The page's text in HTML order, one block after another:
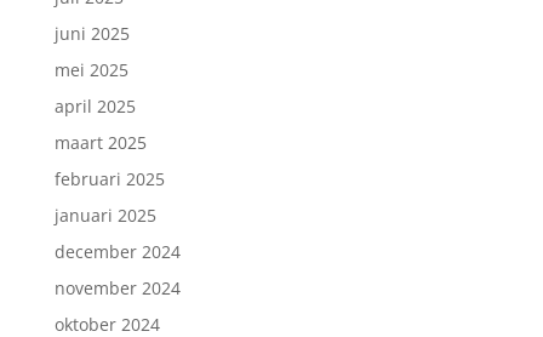
juni 2025
mei 2025
april 2025
maart 2025
februari 2025
januari 2025
december 2024
november 2024
oktober 2024